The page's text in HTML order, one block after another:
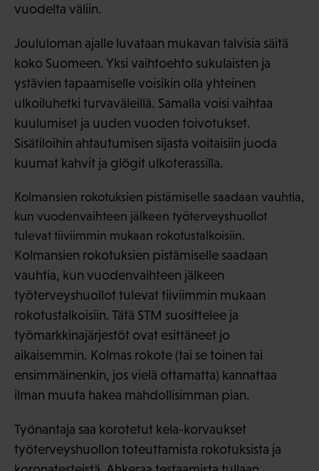
vuodelta väliin.
Joululoman ajalle luvataan mukavan talvisia säitä
koko Suomeen. Yksi vaihtoehto sukulaisten ja
ystävien tapaamiselle voisikin olla yhteinen
ulkoiluhetki turvaväleillä. Samalla voisi vaihtaa
kuulumiset ja uuden vuoden toivotukset.
Sisätiloihin ahtautumisen sijasta voitaisiin juoda
kuumat kahvit ja glögit ulkoterassilla.
Kolmansien rokotuksien pistämiselle saadaan vauhtia,
kun vuodenvaihteen jälkeen työterveyshuollot
tulevat tiiviimmin mukaan rokotustalkoisiin.
Kolmansien rokotuksien pistämiselle saadaan
vauhtia, kun vuodenvaihteen jälkeen
työterveyshuollot tulevat tiiviimmin mukaan
rokotustalkoisiin. Tätä STM suosittelee ja
työmarkkinajärjestöt ovat esittäneet jo
aikaisemmin. Kolmas rokote (tai se toinen tai
ensimmäinenkin, jos vielä ottamatta) kannattaa
ilman muuta hakea mahdollisimman pian.
Työnantaja saa korotetut kela-korvaukset
työterveyshuollon toteuttamista rokotuksista ja